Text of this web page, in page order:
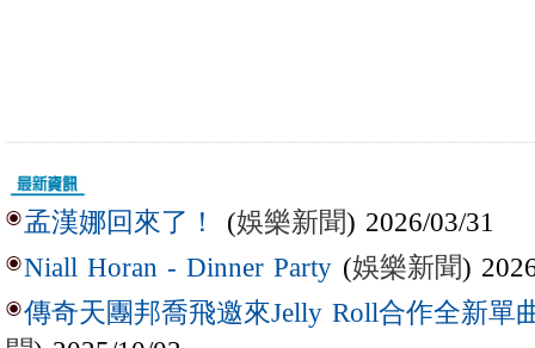
孟漢娜回來了！ (娛樂新聞) 2026/03/31
Niall Horan - Dinner Party (娛樂新聞)
傳奇天團邦喬飛邀來Jelly Roll合作全新單